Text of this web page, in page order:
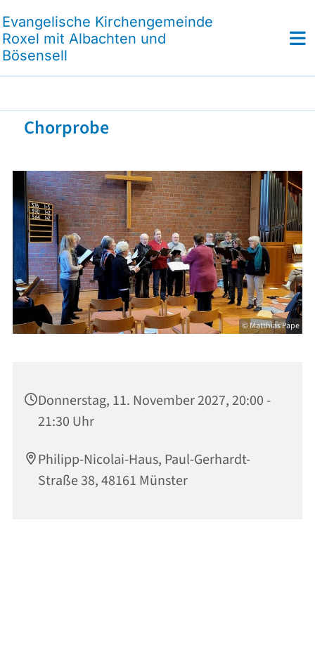
Evangelische Kirchengemeinde
Roxel mit Albachten und
Bösensell
Chorprobe
© Matthias Pape
Donnerstag, 11. November 2027, 20:00 -
21:30 Uhr
Philipp-Nicolai-Haus, Paul-Gerhardt-
Straße 38, 48161 Münster